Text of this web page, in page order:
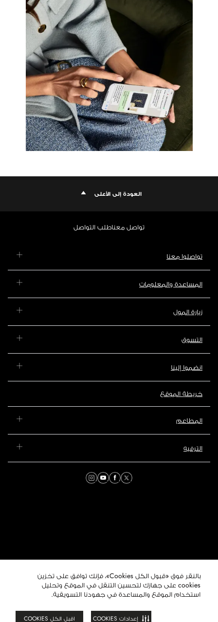
بالنقر فوق «قبول الكل Cookies»، فإنك توافق على تخزين
cookies على جهازك لتحسين التنقل في الموقع وتحليل
استخدام الموقع والمساعدة في جهودنا التسويقية.
اقبل الكل COOKIES إعدادات COOKIES
العودة إلى الأعلى
تواصل معناطلب التواصل
تواصلوا معنا
المساعدة والمعلومات
زيارة المول
التسوق
انضموا إلينا
خريطة الموقع
المطاعم
الترفيه
© 2026 مول عُمان. جميع
الحقوق محفوظة. هذا الموقع
تابع لمجموعة ماجد الفطيم
العقارية.